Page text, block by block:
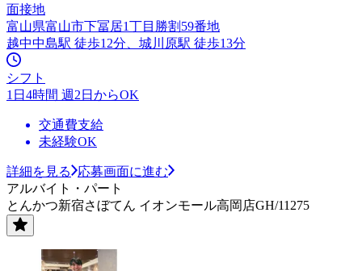
面接地
富山県富山市下冨居1丁目勝割59番地
越中中島駅 徒歩12分、城川原駅 徒歩13分
シフト
1日4時間 週2日からOK
交通費支給
未経験OK
詳細を見る
応募画面に進む
アルバイト・パート
とんかつ新宿さぼてん イオンモール高岡店GH/11275